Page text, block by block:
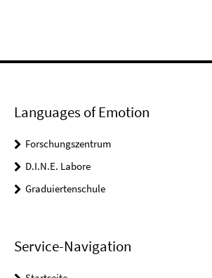
Languages of Emotion
Forschungszentrum
D.I.N.E. Labore
Graduiertenschule
Service-Navigation